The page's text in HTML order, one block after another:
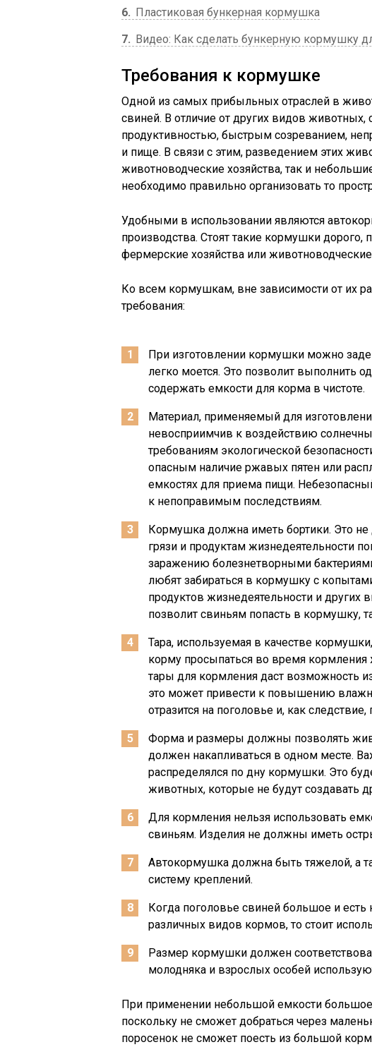
6
Пластиковая бункерная кормушка
7
Видео: Как сделать бункерную кормушку
Требования к кормушке
Одной из самых прибыльных отраслей в
свиней. В отличие от других видов животных,
продуктивностью, быстрым созреванием,
и пище. В связи с этим, разведением этих
животноводческие хозяйства, так и
необходимо правильно организовать то
Удобными в использовании являются
производства. Стоят такие кормушки дорого,
фермерские хозяйства или
Ко всем кормушкам, вне зависимости от их
требования:
При изготовлении кормушки можно
легко моется. Это позволит выполнить
содержать емкости для корма в чистоте.
Материал, применяемый для
невосприимчив к воздействию
требованиям экологической
опасным наличие ржавых пятен или
емкостях для приема пищи.
к непоправимым последствиям.
Кормушка должна иметь бортики. Это не
грязи и продуктам жизнедеятельности
заражению болезнетворными
любят забираться в кормушку с
продуктов жизнедеятельности и других
позволит свиньям попасть в кормушку,
Тара, используемая в качестве
корму просыпаться во время кормления
тары для кормления даст возможность
это может привести к повышению
отразится на поголовье и, как
Форма и размеры должны позволять
должен накапливаться в одном месте.
распределялся по дну кормушки. Это
животных, которые не будут создавать
Для кормления нельзя использовать
свиньям. Изделия не должны иметь
Автокормушка должна быть тяжелой, а
систему креплений.
Когда поголовье свиней большое и есть
различных видов кормов, то стоит
Размер кормушки должен
молодняка и взрослых особей
При применении небольшой емкости
поскольку не сможет добраться через
поросенок не сможет поесть из большой